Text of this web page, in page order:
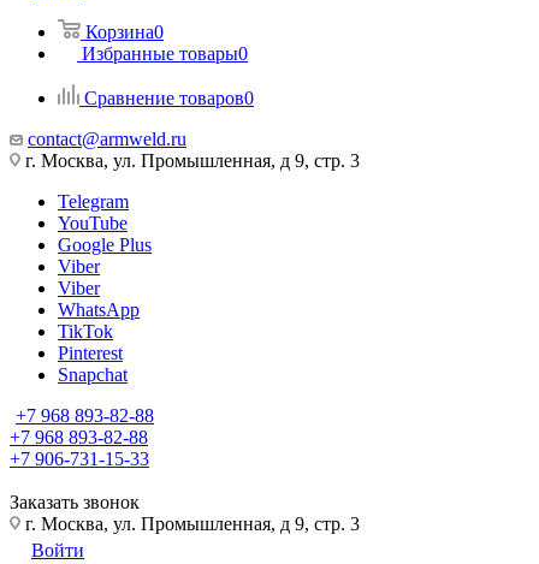
Корзина0
Избранные товары0
Сравнение товаров0
contact@armweld.ru
г. Москва, ул. Промышленная, д 9, стр. 3
Telegram
YouTube
Google Plus
Viber
Viber
WhatsApp
TikTok
Pinterest
Snapchat
+7 968 893-82-88
+7 968 893-82-88
+7 906-731-15-33
Заказать звонок
г. Москва, ул. Промышленная, д 9, стр. 3
Войти